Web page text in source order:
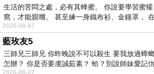
生活的苦悶之處，必有其蜂蜜。 你說要學習蜜
窩，才能親嚐。 甚至練一身鐵布衫、金鐘罩，
2026-08-07
藍玫友5
三師兄三師兄 你昨晚說不可以殺生 要我放過蟑
怎辦？ 你是否要虔誠茹素？ 蛤？別說師妹愛記
2026-08-07